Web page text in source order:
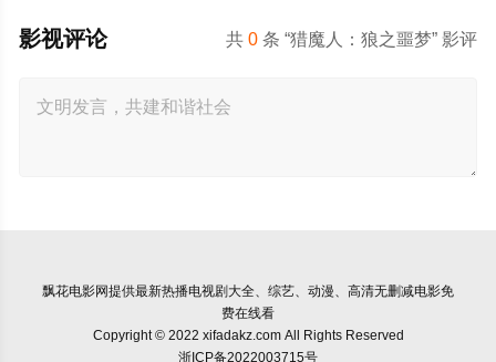
共0 条 “猎魔人：狼之噩梦” 影评
影视评论
飘花电影网提供最新热播电视剧大全、综艺、动漫、高清无删减电影免
费在线看
Copyright © 2022 xifadakz.com All Rights Reserved
浙ICP备2022003715号